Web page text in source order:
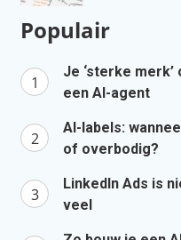
Populair
Je ‘sterke
een AI-agent
AI-labels:
of overbodig?
LinkedIn Ads is
veel